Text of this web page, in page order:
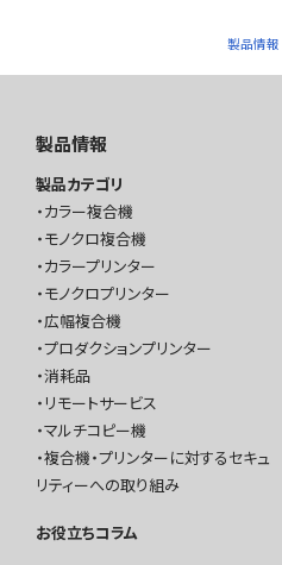
製品情報
製品情報
製品カテゴリ
カラー複合機
モノクロ複合機
カラープリンター
モノクロプリンター
広幅複合機
プロダクションプリンター
消耗品
リモートサービス
マルチコピー機
複合機・プリンターに対するセキュ
リティーへの取り組み
お役立ちコラム